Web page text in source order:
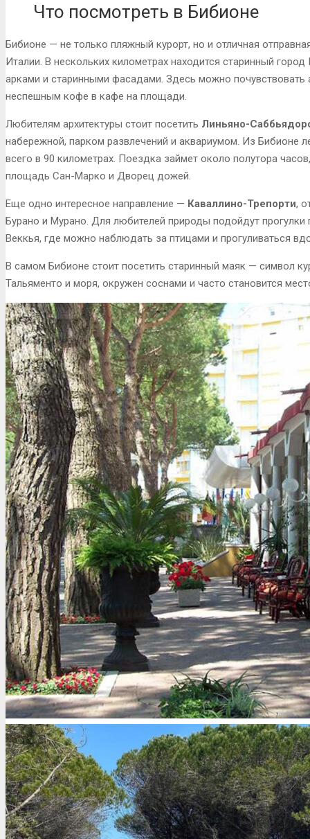
Что посмотреть в Бибионе
Бибионе — не только пляжный курорт, но и отличная
Италии. В нескольких километрах находится старинный
арками и старинными фасадами. Здесь можно почувствовать
неспешным кофе в кафе на площади.
Любителям архитектуры стоит посетить Линьяно-
набережной, парком развлечений и аквариумом. Из Бибионе
всего в 90 километрах. Поездка займет около полутора
площадь Сан-Марко и Дворец дожей.
Еще одно интересное направление — Каваллино-Трепорти,
Бурано и Мурано. Для любителей природы подойдут
Веккья, где можно наблюдать за птицами и прогуливаться
В самом Бибионе стоит посетить старинный маяк — символ
Тальяменто и моря, окружен соснами и часто становится